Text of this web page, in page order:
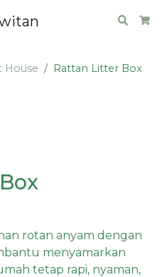
Search
House Rattan Litter Box
rotan anyam dengan
menyamarkan
tetap rapi, nyaman,